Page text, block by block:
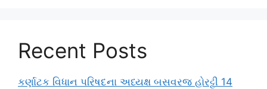
Recent Posts
કર્ણાટક વિધાન પરિષદના અધ્યક્ષ બસવરજ હોરટ્ટી 14